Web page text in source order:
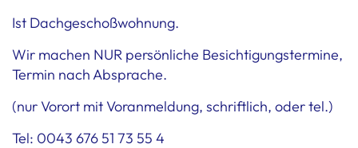
Ist Dachgeschoßwohnung.
Wir machen NUR persönliche Besichtigungstermine,
Termin nach Absprache.
(nur Vorort mit Voranmeldung, schriftlich, oder tel.)
Tel: 0043 676 51 73 55 4